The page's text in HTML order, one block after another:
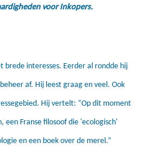
voor Inkopers.
brede interesses. Eerder al rondde hij
af. Hij leest graag en veel. Ook
Hij vertelt: “Op dit moment
een Franse filosoof die 'ecologisch'
en een boek over de merel.”